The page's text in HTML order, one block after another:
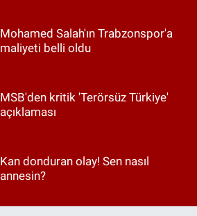
Mohamed Salah'ın Trabzonspor'a
maliyeti belli oldu
MSB'den kritik 'Terörsüz Türkiye'
açıklaması
Kan donduran olay! Sen nasıl
annesin?